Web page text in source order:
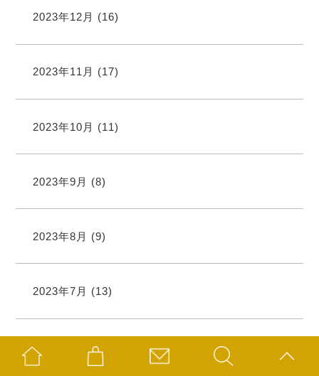
2023年12月 (16)
2023年11月 (17)
2023年10月 (11)
2023年9月 (8)
2023年8月 (9)
2023年7月 (13)
2023年6月 (5)